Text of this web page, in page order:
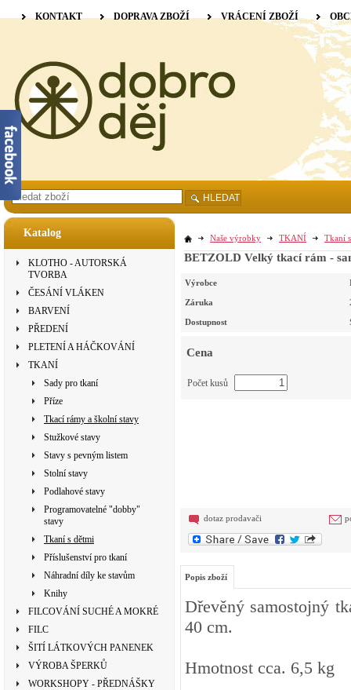
Katalog
KLOTHO - AUTORSKÁ
TVORBA
ČESÁNÍ VLÁKEN
BARVENÍ
PŘEDENÍ
PLETENÍ A HÁČKOVÁNÍ
TKANÍ
Sady pro tkaní
Příze
Tkací rámy a školní stavy
Stužkové stavy
Stavy s pevným listem
Stolní stavy
Podlahové stavy
Programovatelné "dobby"
stavy
Tkaní s dětmi
Příslušenství pro tkaní
Náhradní díly ke stavům
Knihy
FILCOVÁNÍ SUCHÉ A MOKRÉ
FILC
ŠITÍ LÁTKOVÝCH PANENEK
VÝROBA ŠPERKŮ
WORKSHOPY - PŘEDNÁŠKY
Naše výrobky TKANÍ Tkaní
BETZOLD Velký tkací rám -
Výrobce
Záruka
Dostupnost
Cena
Počet kusů
dotaz prodavači
Popis zboží
Dřevěný samostojný
40 cm.
Hmotnost cca. 6,5 kg
KONTAKT DOPRAVA ZBOŽÍ VRÁCENÍ ZBOŽÍ
HLEDAT